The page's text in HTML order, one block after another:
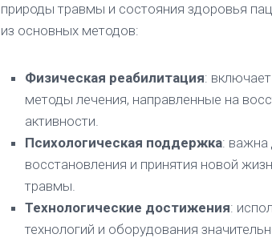
природы травмы и состояния здоровья
из основных методов:
Физическая реабилитация:
методы лечения, направленные на
активности.
Психологическая поддержка: важна
восстановления и принятия новой
травмы.
Технологические достижения:
технологий и оборудования